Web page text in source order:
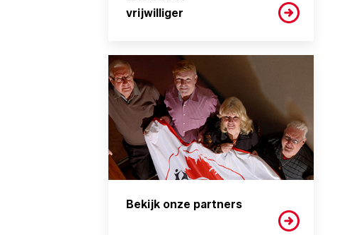
vrijwilliger
Bekijk onze partners